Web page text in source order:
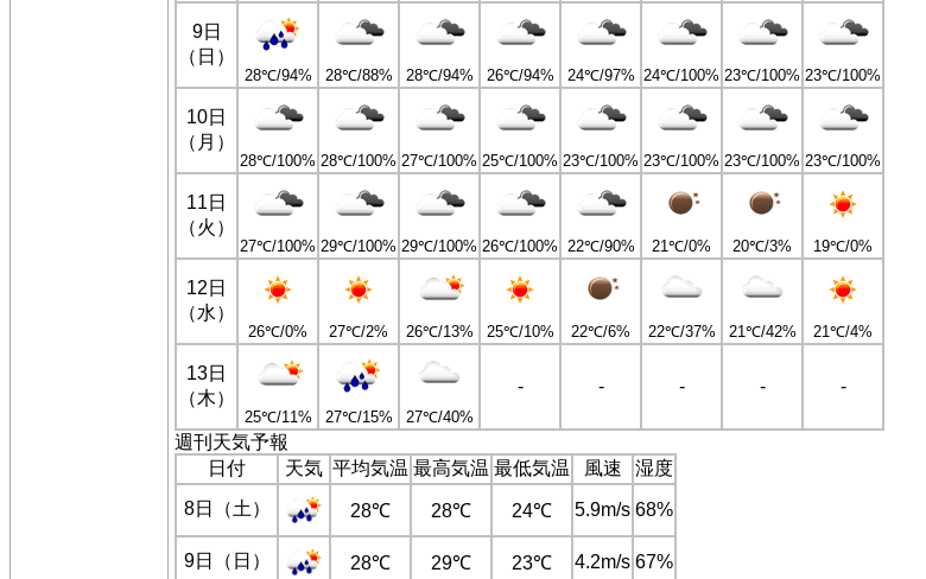
9日
（日）
28℃/94% 28℃/88% 28℃/94% 26℃/94% 24℃/97% 24℃/100% 23℃/100% 23℃/100%
10日
（月）
28℃/100% 28℃/100% 27℃/100% 25℃/100% 23℃/100% 23℃/100% 23℃/100% 23℃/100%
11日
（火）
27℃/100% 29℃/100% 29℃/100% 26℃/100% 22℃/90% 21℃/0% 20℃/3% 19℃/0%
12日
（水）
26℃/0% 27℃/2% 26℃/13% 25℃/10% 22℃/6% 22℃/37% 21℃/42% 21℃/4%
13日
（木）
25℃/11% 27℃/15% 27℃/40%
- - - - -
週刊天気予報
日付
天気 平均気温 最高気温 最低気温 風速
湿度
8日（土）
28℃ 28℃ 24℃ 5.9m/s 68%
9日（日） 28℃ 29℃ 23℃ 4.2m/s 67%